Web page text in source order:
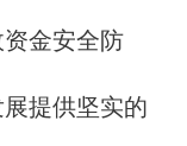
金安全防
提供坚实的